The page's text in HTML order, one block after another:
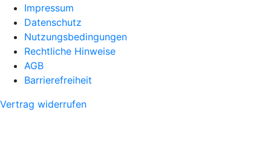
Impressum
Datenschutz
Nutzungsbedingungen
Rechtliche Hinweise
AGB
Barrierefreiheit
Vertrag widerrufen